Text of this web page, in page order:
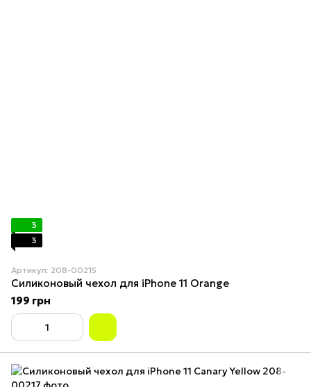
3
3
Артикул: 208-00215
Силиконовый чехол для iPhone 11 Orange
199 грн